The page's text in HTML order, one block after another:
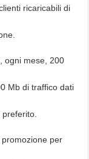
ricaricabili di
ogni mese, 200
Mb di traffico dati
promozione per